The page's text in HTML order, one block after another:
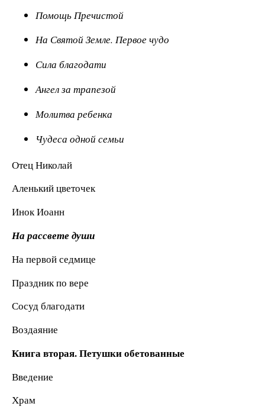
Помощь Пречистой
На Святой Земле. Первое чудо
Сила благодати
Ангел за трапезой
Молитва ребенка
Чудеса одной семьи
Отец Николай
Аленький цветочек
Инок Иоанн
На рассвете души
На первой седмице
Праздник по вере
Сосуд благодати
Воздаяние
Книга вторая. Петушки обетованные
Введение
Храм